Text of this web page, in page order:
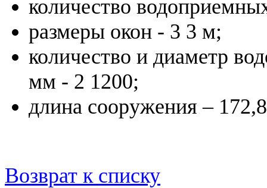
количество
размеры окон - 3 3 м;
количество и диаметр
мм - 2 1200;
длина сооружения –
Возврат к списку